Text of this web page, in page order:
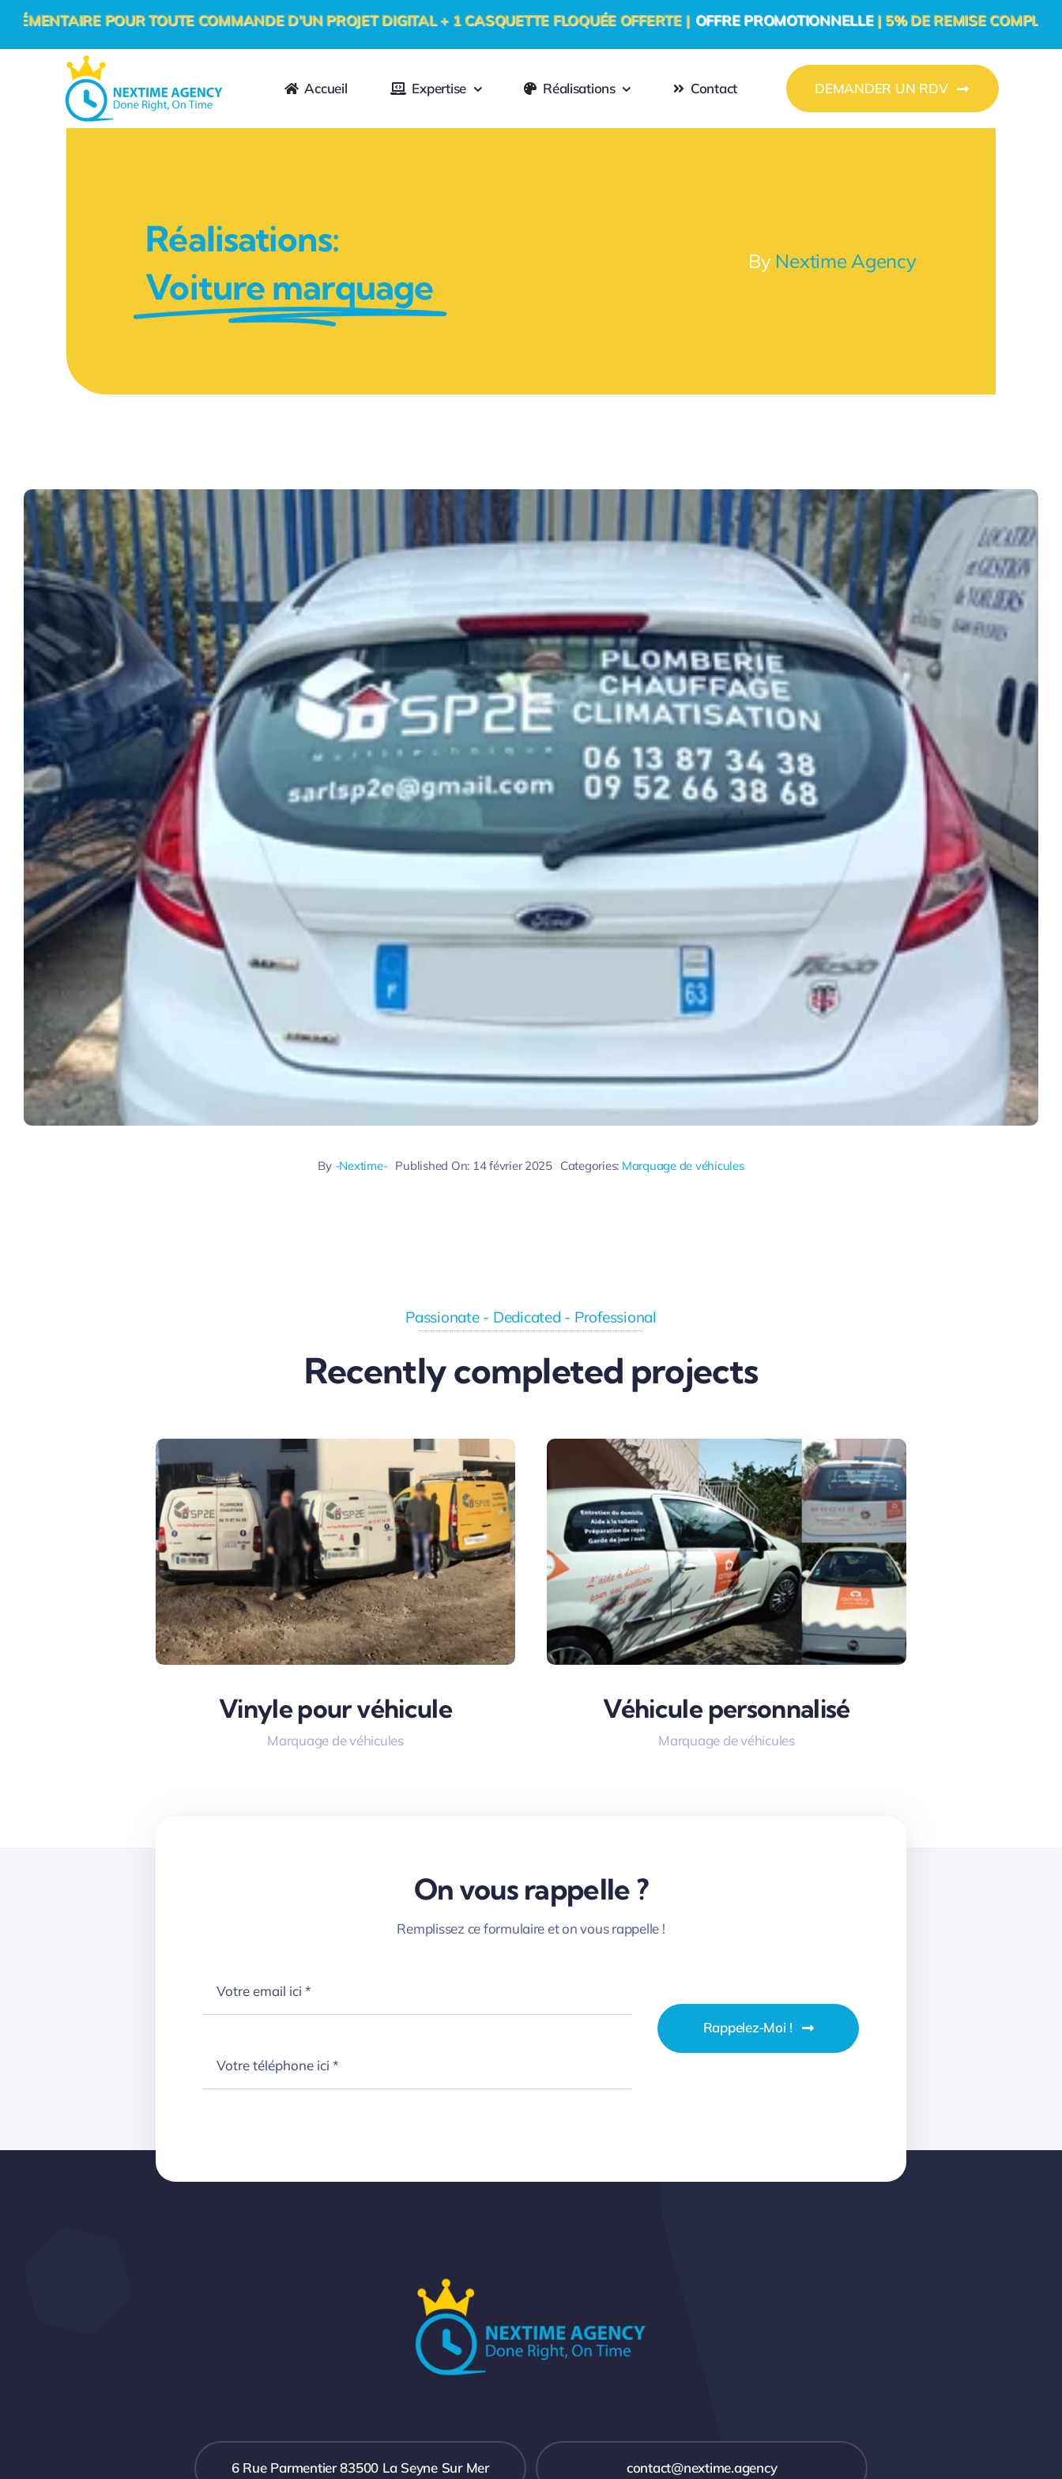
Passer
POUR TOUTE COMMANDE D’UN PROJET DIGITAL + 1 CASQUETTE FLOQUÉE OFFERTE | OFFRE PROMOTIONNELLE| 5% DE REMISE COMPLÉMENTAIRE
Accueil Expertise Réalisations Contact DEMANDER UN RDV
Réalisations:
Voiture marquage
By Nextime Agency
By -Nextime- Published On: 14 février 2025 Categories: Marquage de véhicules
Passionate - Dedicated - Professional
Recently completed projects
Vinyle pour véhicule
Marquage de véhicules
Véhicule personnalisé
Marquage de véhicules
On vous rappelle ?
Remplissez ce formulaire et on vous rappelle !
Rappelez-Moi !
6 Rue Parmentier 83500 La Seyne Sur Mer contact@nextime.agency